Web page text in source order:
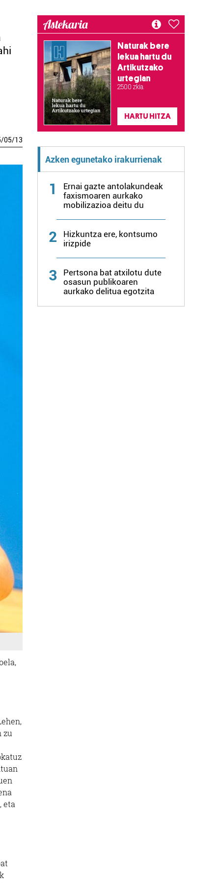
/05/13
zu
eta
Astekaria
Naturak bere
lekua hartu du
Artikutzako
urtegian
2.500 zkia.
HARTU HITZA
Azken egunetako irakurrienak
1
Ernai gazte antolakundeak
faxismoaren aurkako
mobilizazioa deitu du
2
Hizkuntza ere, kontsumo
irizpide
3
Pertsona bat atxilotu dute
osasun publikoaren
aurkako delitua egotzita